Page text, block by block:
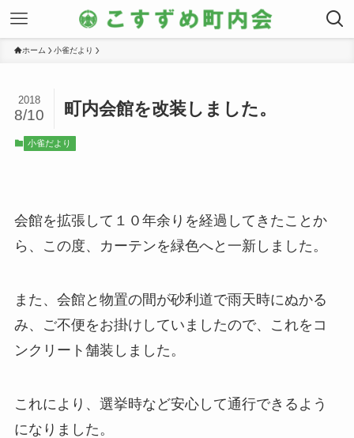
ホーム 小雀だより
町内会館を改装しました。
2018
8/10
小雀だより
会館を拡張して１０年余りを経過してきたことか
ら、この度、カーテンを緑色へと一新しました。
また、会館と物置の間が砂利道で雨天時にぬかる
み、ご不便をお掛けしていましたので、これをコ
ンクリート舗装しました。
これにより、選挙時など安心して通行できるよう
になりました。